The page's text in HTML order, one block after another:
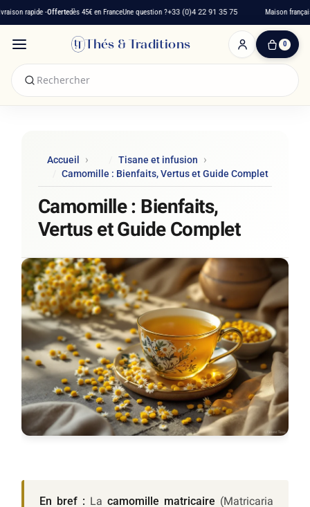
-Offerte dès 45€ en FranceUne question ?+33 (0)4 22 91 35 75 Maison française
Thés & Traditions 0
0
Accueil
Tisane et infusion
Camomille : Bienfaits, Vertus et Guide Complet
Camomille : Bienfaits,
Vertus et Guide Complet
En bref : La camomille matricaire (Matricaria